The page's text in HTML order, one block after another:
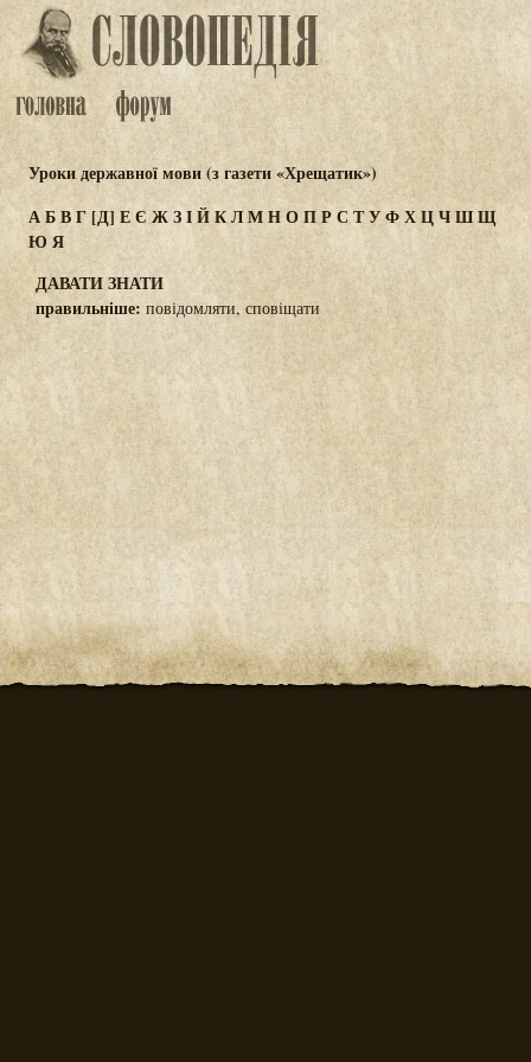
Уроки державної мови (з газети «Хрещатик»)
АБВГ [Д] ЕЄ ЖЗІЙКЛМНОПРСТУФХЦЧШЩ
Ю Я
ДАВАТИ ЗНАТИ
правильніше: повідомляти, сповіщати